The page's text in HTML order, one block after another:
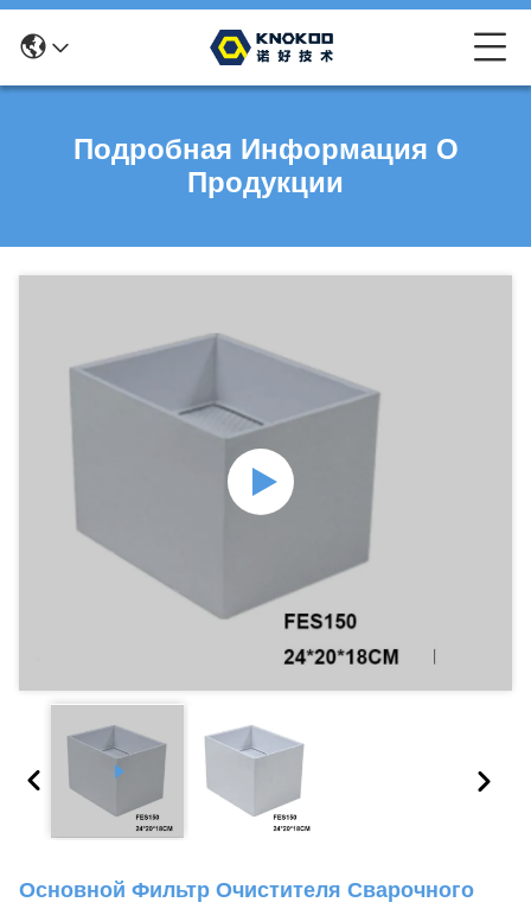
Подробная Информация О
Продукции
Основной Фильтр Очистителя Сварочного